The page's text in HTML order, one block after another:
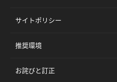
サイトポリシー
推奨環境
お詫びと訂正